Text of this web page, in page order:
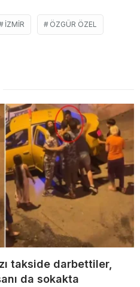
IZMIR ÖZGÜR ÖZEL
takside darbettiler,
da sokakta